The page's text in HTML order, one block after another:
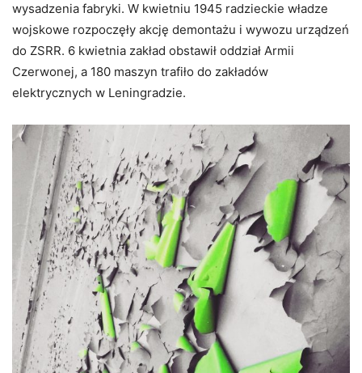
wysadzenia fabryki. W kwietniu 1945 radzieckie władze
wojskowe rozpoczęły akcję demontażu i wywozu urządzeń
do ZSRR. 6 kwietnia zakład obstawił oddział Armii
Czerwonej, a 180 maszyn trafiło do zakładów
elektrycznych w Leningradzie.